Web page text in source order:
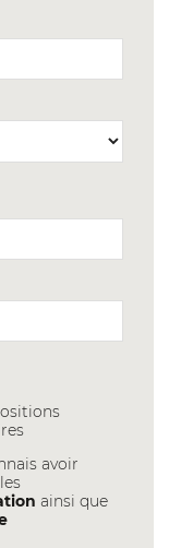
avoir
ainsi que